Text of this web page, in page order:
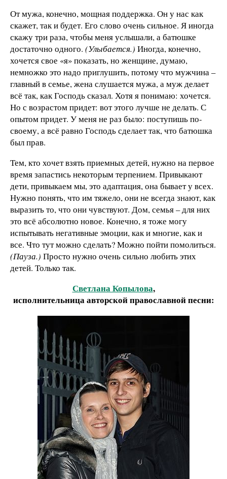
От мужа, конечно, мощная поддержка. Он у нас как
скажет, так и будет. Его слово очень сильное. Я иногда
скажу три раза, чтобы меня услышали, а батюшке
достаточно одного. (Улыбается.) Иногда, конечно,
хочется свое «я» показать, но женщине, думаю,
немножко это надо приглушить, потому что мужчина –
главный в семье, жена слушается мужа, а муж делает
всё так, как Господь сказал. Хотя я понимаю: хочется.
Но с возрастом придет: вот этого лучше не делать. С
опытом придет. У меня не раз было: поступишь по-
своему, а всё равно Господь сделает так, что батюшка
был прав.
Тем, кто хочет взять приемных детей, нужно на первое
время запастись некоторым терпением. Привыкают
дети, привыкаем мы, это адаптация, она бывает у всех.
Нужно понять, что им тяжело, они не всегда знают, как
выразить то, что они чувствуют. Дом, семья – для них
это всё абсолютно новое. Конечно, я тоже могу
испытывать негативные эмоции, как и многие, как и
все. Что тут можно сделать? Можно пойти помолиться.
(Пауза.) Просто нужно очень сильно любить этих
детей. Только так.
Светлана Копылова,
исполнительница авторской православной песни: